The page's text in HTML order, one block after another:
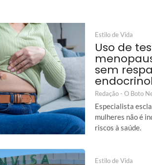
Estilo de Vida
Uso de
sem
Redação - O Boto
Especialista
mulheres não é
riscos à saúde.
Estilo de Vida